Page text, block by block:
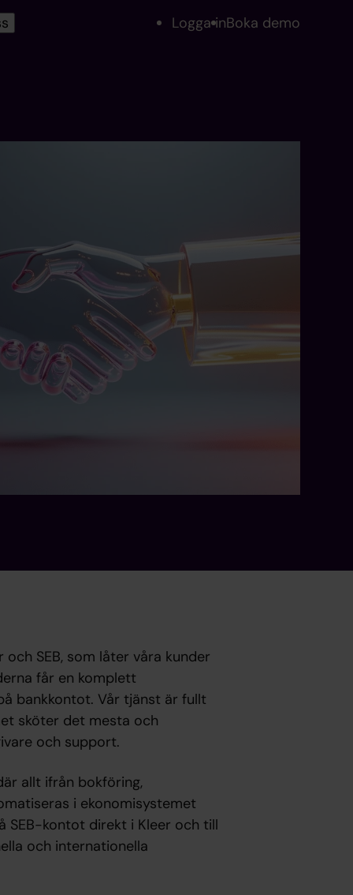
Logga inBoka demo
SEB, som låter våra kunder
får en komplett
bankkontot. Vår tjänst är fullt
sköter det mesta och
och support.
allt ifrån bokföring,
i ekonomisystemet
SEB-kontot direkt i Kleer och till
och internationella